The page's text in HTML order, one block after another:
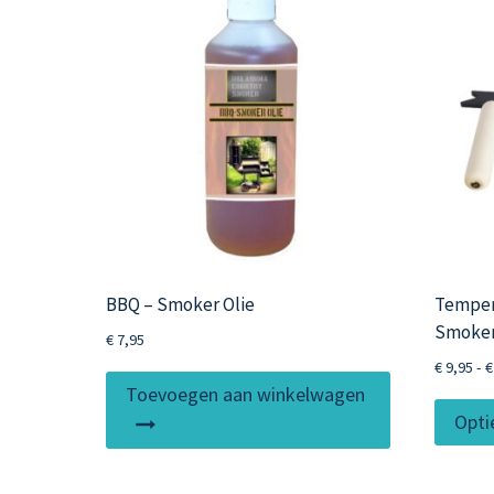
BBQ – Smoker Olie
€ 7,95
Toevoegen aan winkelwagen
€9,95 - €